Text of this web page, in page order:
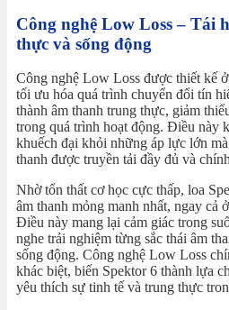
Công nghệ Low Loss – Tái
thực và sống động
Công nghệ Low Loss được thiết kế
tối ưu hóa quá trình chuyển đổi tín
thành âm thanh trung thực, giảm
trong quá trình hoạt động. Điều này
khuếch đại khỏi những áp lực lớn
thanh được truyền tải đầy đủ và
Nhờ tổn thất cơ học cực thấp, loa
âm thanh mỏng manh nhất, ngay cả
Điều này mang lại cảm giác trong
nghe trải nghiệm từng sắc thái âm
sống động. Công nghệ Low Loss
khác biệt, biến Spektor 6 thành lựa
yêu thích sự tinh tế và trung thực